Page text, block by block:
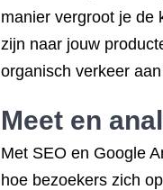
manier vergroot je de
zijn naar jouw
organisch verkeer
Meet en
Met SEO en Google
hoe bezoekers zich